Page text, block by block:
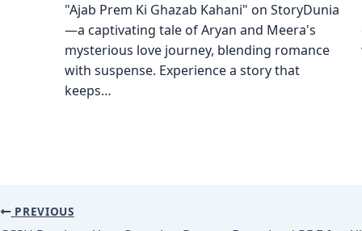
"Ajab Prem Ki Ghazab Kahani" on StoryDunia
—a captivating tale of Aryan and Meera's
mysterious love journey, blending romance
with suspense. Experience a story that
keeps…
PREVIOUS